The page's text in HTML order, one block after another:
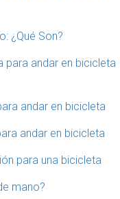
¿Qué Son?
para andar en bicicleta
andar en bicicleta
andar en bicicleta
para una bicicleta
mano?